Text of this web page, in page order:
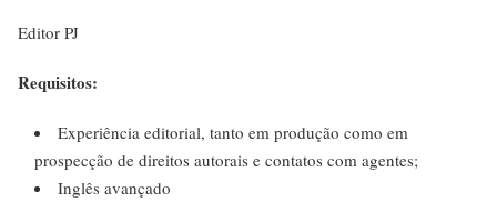
Editor PJ
Requisitos:
Experiência editorial, tanto em produção como em
prospecção de direitos autorais e contatos com agentes;
Inglês avançado